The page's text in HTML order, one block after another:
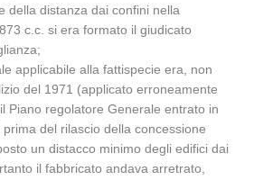
della distanza dai confini nella
c.c. si era formato il giudicato
applicabile alla fattispecie era, non
del 1971 (applicato erroneamente
Piano regolatore Generale entrato in
del rilascio della concessione
un distacco minimo degli edifici dai
il fabbricato andava arretrato,